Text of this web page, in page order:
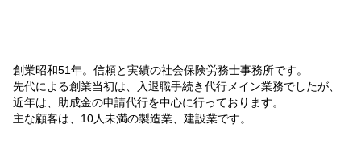
創業昭和51年。信頼と実績の社会保険労務士事務所です。
先代による創業当初は、入退職手続き代行メイン業務でしたが、
近年は、助成金の申請代行を中心に行っております。
主な顧客は、10人未満の製造業、建設業です。